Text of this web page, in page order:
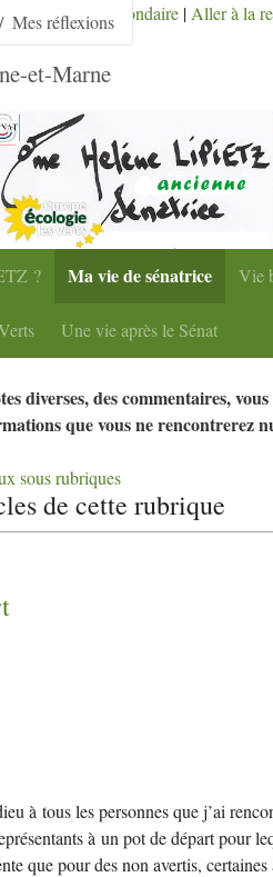
Aller au menu secondaire | Aller à la
et-Marne
? Ma vie de sénatrice Vie
Une vie après le Sénat
Mes réflexions
diverses, des commentaires,
que vous ne rencontrerez
sous rubriques
de cette rubrique
à tous les personnes que j’ai
à un pot de départ pour
que pour des non avertis,